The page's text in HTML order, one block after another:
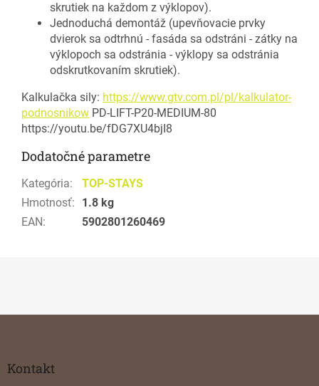
skrutiek na každom z výklopov).
Jednoduchá demontáž (upevňovacie prvky
dvierok sa odtrhnú - fasáda sa odstráni - zátky na
výklopoch sa odstránia - výklopy sa odstránia
odskrutkovaním skrutiek).
Kalkulačka sily: https://www.gtv.com.pl/pl/kalkulator-
podnosnikow PD-LIFT-P20-MEDIUM-80
https://youtu.be/fDG7XU4bjI8
Dodatočné parametre
Kategória:
TOP-STAYS
Hmotnosť:
1.8 kg
EAN: 5902801260469
Kontakt